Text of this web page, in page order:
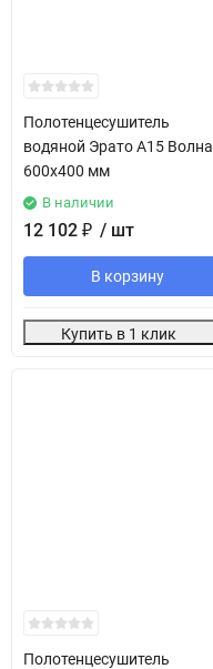
Полотенцесушитель
водяной Эрато А15 Волна
600х400 мм
В наличии
12 102 ₽ / шт
В корзину
Купить в 1 клик
Полотенцесушитель